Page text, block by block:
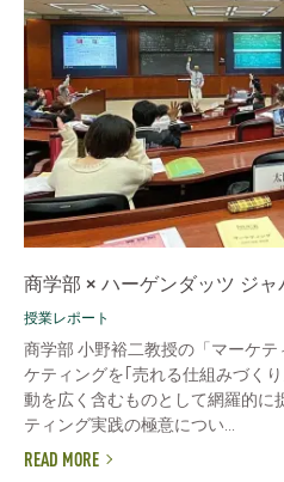
商学部 × ハーゲンダッツ ジャ
授業レポート
商学部 小野裕二教授の「マーケ
ケティングを｢売れる仕組みづく
動を広く含むものとして網羅的に
ティング実践の極意につい...
READ MORE